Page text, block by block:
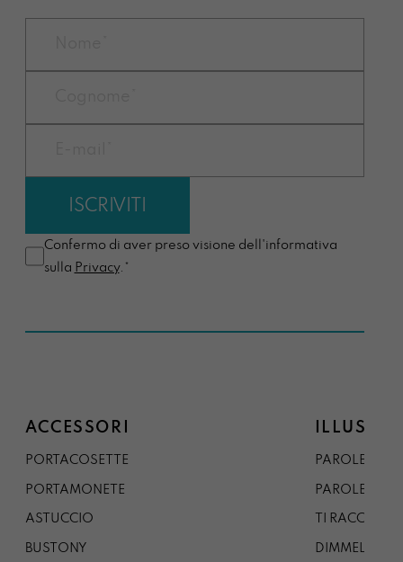
Confermo di aver preso visione dell'informativa
sulla Privacy.*
ACCESSORI
PORTACOSETTE
PORTAMONETE
ASTUCCIO
BUSTONY
PAROLE DAL
PAROLE DA
TI
DIMMELO